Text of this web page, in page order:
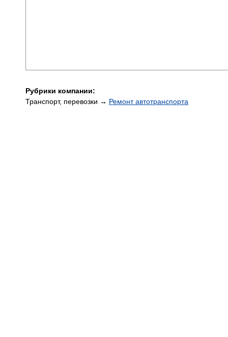
Рубрики компании:
Транспорт, перевозки → Ремонт автотранспорта